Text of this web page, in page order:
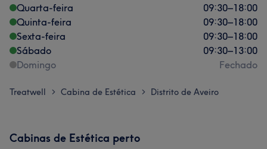
Quarta-feira
09:30–18:00
Quinta-feira
09:30–18:00
Sexta-feira
09:30–18:00
Sábado
09:30–13:00
Domingo
Fechado
Treatwell > Cabina de Estética > Distrito de Aveiro
Cabinas de Estética perto